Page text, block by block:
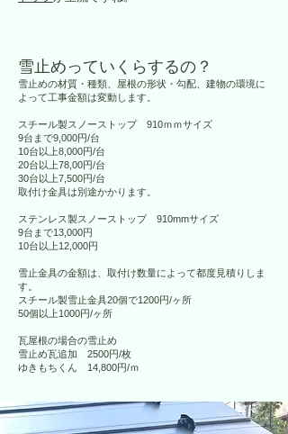
雪止めっていくらするの？
雪止めの材質・種類、屋根の形状・勾配、建物の環境に
よって工事金額は変動します。
スチール製スノーストップ 910ｍｍサイズ
9台まで9,000円/台
10台以上8,000円/台
20台以上78,00円/台
30台以上7,500円/台
取付け金具は別途かかります。
ステンレス製スノーストップ 910mmサイズ
9台まで13,000円
10台以上12,000円
雪止金具の金額は、取付け数量によって都度見積りしま
す。
スチール製雪止金具20個で1200円/ヶ所
50個以上1000円/ヶ所
瓦屋根の場合の雪止め
雪止め瓦追加 2500円/枚
​ゆきもちくん 14,800円/ｍ